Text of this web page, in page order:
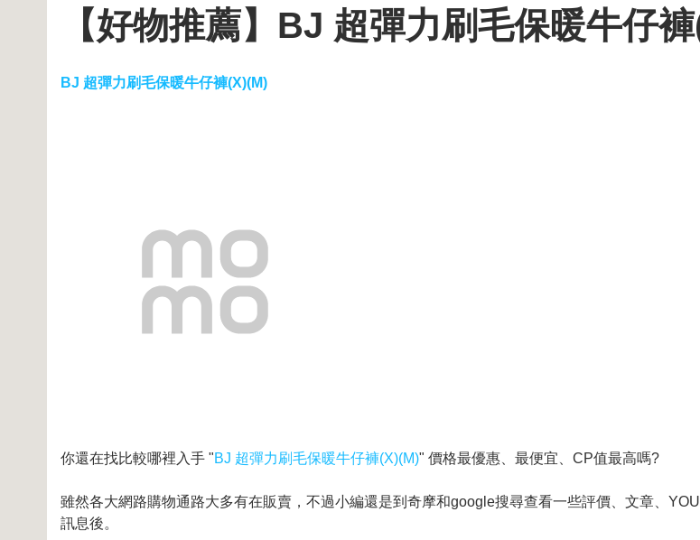
【好物推薦】BJ 超彈力刷毛保暖牛仔
BJ 超彈力刷毛保暖牛仔褲(X)(M)
你還在找比較哪裡入手 "BJ 超彈力刷毛保暖牛仔褲(X)(M)" 價格最優惠、最便宜、CP值最高嗎?
雖然各大網路購物通路大多有在販賣，不過小編還是到奇摩和google搜尋查看一些評價、文章、
訊息後。